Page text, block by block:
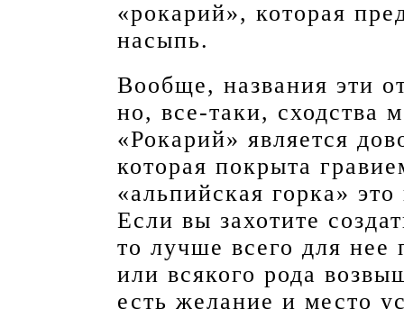
«рокарий», которая
насыпь.
Вообще, названия эти
но, все-таки, сходства
«Рокарий» является
которая покрыта
«альпийская горка»
Если вы захотите
то лучше всего для нее
или всякого рода
есть желание и место